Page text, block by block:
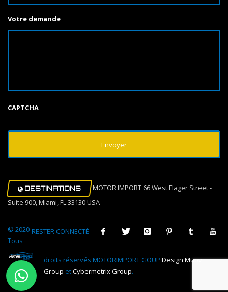
Votre demande
CAPTCHA
DESTINATIONS
MOTOR IMPORT 66 West Flager Street -
Suite 900, Miami, FL 33130 USA
RESTER CONNECTÉ
© 2020
Tous
droits réservés MOTORIMPORT GOUP Design Muovi
Group etCybermetrix Group.